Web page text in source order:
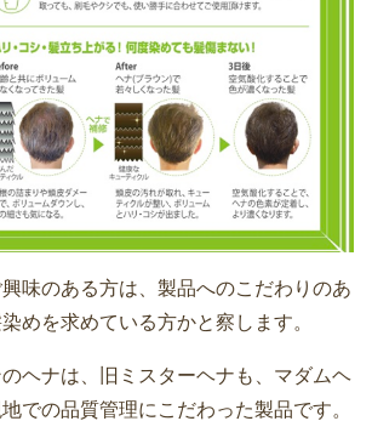
味のある方は、製品へのこだわりのあ
めを求めている方かと察します。
ヘナは、旧ミスターヘナも、マダムヘ
での品質管理にこだわった製品です。